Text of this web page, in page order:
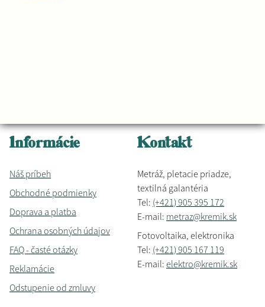
Informácie
Náš príbeh
Obchodné podmienky
Doprava a platba
Ochrana osobných údajov
FAQ - časté otázky
Reklamácie
Odstupenie od zmluvy
Kontakt
Metráž, pletacie priadze,
textilná galantéria
Tel: (+421) 905 395 172
E-mail: metraz@kremik.sk
Fotovoltaika, elektronika
Tel: (+421) 905 167 119
E-mail: elektro@kremik.sk